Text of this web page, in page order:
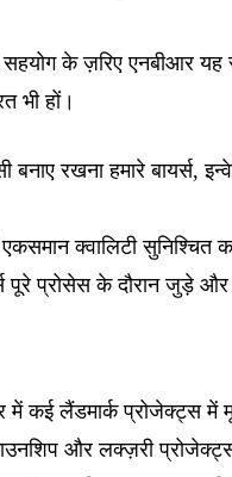
के ज़रिए एनबीआर यह
भी हों।
रखना हमारे बायर्स,
क्वालिटी सुनिश्चित
प्रोसेस के दौरान जुड़े और
में कई लैंडमार्क प्रोजेक्ट्स में
और लक्ज़री